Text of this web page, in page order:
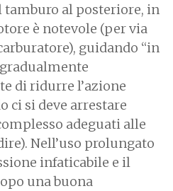
tamburo al posteriore, in
è notevole (per via
guidando “in
di ridurre l’azione
ci si deve arrestare
adeguati alle
Nell’uso prolungato
infaticabile e il
una buona